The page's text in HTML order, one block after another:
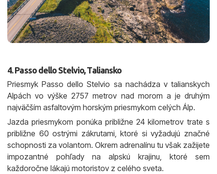
4. Passo dello Stelvio, Taliansko
Priesmyk Passo dello Stelvio sa nachádza v talianskych
Alpách vo výške 2757 metrov nad morom a je druhým
najväčším asfaltovým horským priesmykom celých Álp.
Jazda priesmykom ponúka približne 24 kilometrov trate s
približne 60 ostrými zákrutami, ktoré si vyžadujú značné
schopnosti za volantom. Okrem adrenalínu tu však zažijete
impozantné pohľady na alpskú krajinu, ktoré sem
každoročne lákajú motoristov z celého sveta.